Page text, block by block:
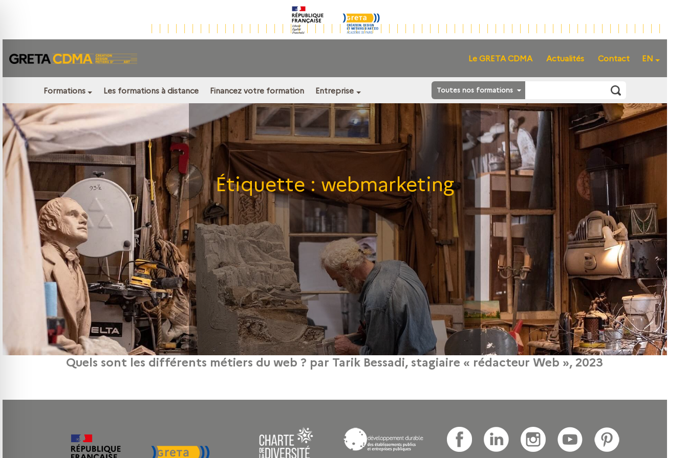
EN
Le GRETA CDMA Actualités Contact
Formations Les formations à distance Financez votre formation Entreprise Toutes nos formations
Étiquette : webmarketing
Quels sont les différents métiers du web ? par Tarik Bessadi, stagiaire « rédacteur Web », 2023